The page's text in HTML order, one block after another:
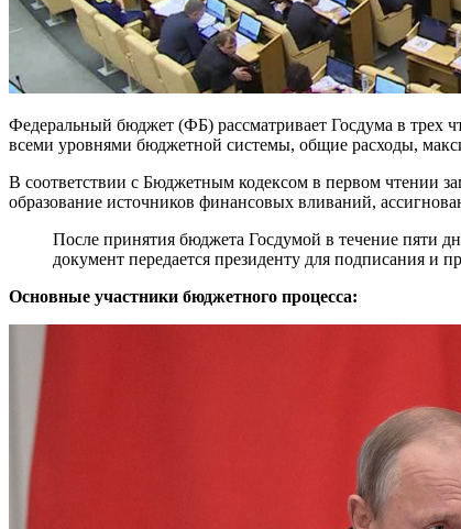
Федеральный бюджет (ФБ) рассматривает Госдума в трех
всеми уровнями бюджетной системы, общие расходы,
В соответствии с Бюджетным кодексом в первом чтении
образование источников финансовых вливаний,
После принятия бюджета Госдумой в течение пяти
документ передается президенту для подписания и
Основные участники бюджетного процесса: